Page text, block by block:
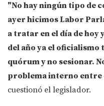
"No hay ningún tipo de
ayer hicimos Labor
a tratar en el día de hoy
del año ya el oficialismo
quórum y no sesionar.
problema interno entre
cuestionó el legislador.